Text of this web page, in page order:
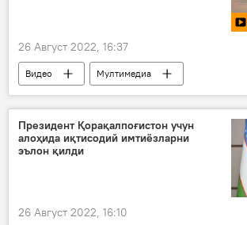
26 Август 2022, 16:37
Видео
Мултимедиа
"АрМИ-2022" - Ўзбекистон иштироки
Президент Қорақалпоғистон учун
алоҳида иқтисодий имтиёзларни
эълон қилди
26 Август 2022, 16:10